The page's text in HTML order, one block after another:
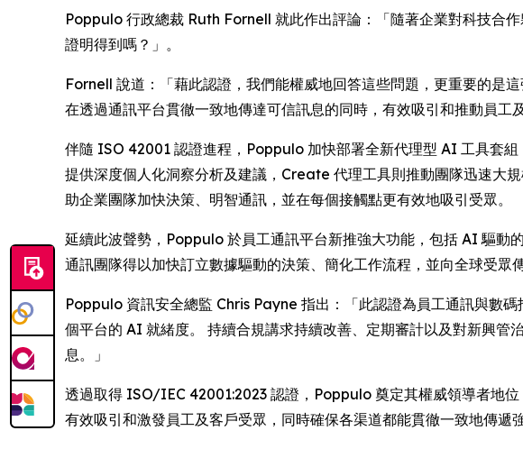
Poppulo 行政總裁 Ruth Fornell 就此作出評論：「隨著企業對科技合
證明得到嗎？」。
Fornell 說道：「藉此認證，我們能權威地回答這些問題，更重要的是
在透過通訊平台貫徹一致地傳達可信訊息的同時，有效吸引和推動員工
伴隨 ISO 42001 認證進程，Poppulo 加快部署全新代理型 AI 工具套
提供深度個人化洞察分析及建議， Create 代理工具則推動團隊迅速大
助企業團隊加快決策、明智通訊，並在每個接觸點更有效地吸引受眾。
延續此波聲勢，Poppulo 於員工通訊平台新推強大功能，包括 AI 驅動
通訊團隊得以加快訂立數據驅動的決策、簡化工作流程，並向全球受眾
Poppulo 資訊安全總監 Chris Payne 指出：「此認證為員工通訊與數
個平台的 AI 就緒度。 持續合規講求持續改善、定期審計以及對新興
息。」
透過取得 ISO/IEC 42001:2023 認證，Poppulo 奠定其權威領導者地
有效吸引和激發員工及客戶受眾，同時確保各渠道都能貫徹一致地傳遞